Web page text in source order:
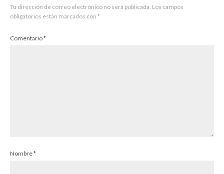
Tu dirección de correo electrónico no será publicada. Los campos
obligatorios están marcados con *
Comentario*
Nombre*